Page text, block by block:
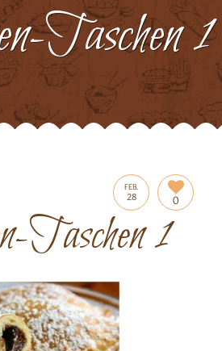
Taschen 1
FEB.
28 0
Taschen 1